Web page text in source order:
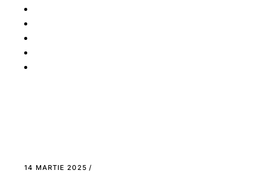
14 MARTIE 2025